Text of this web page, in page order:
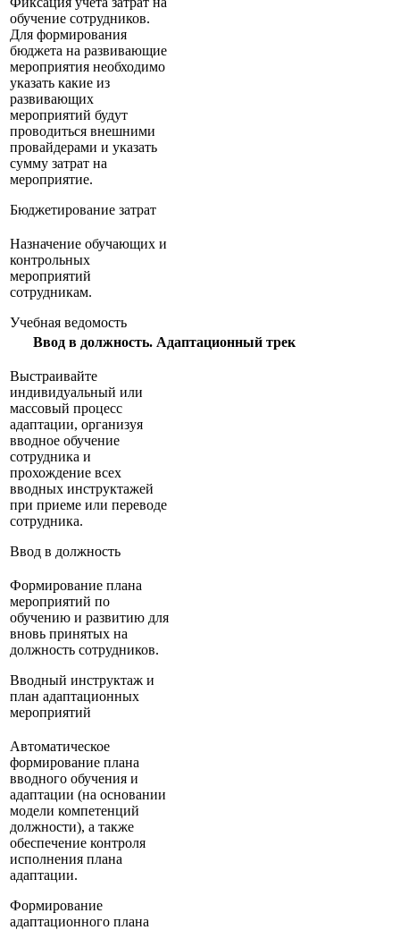
обучение сотрудников.
Для формирования
бюджета на развивающие
мероприятия необходимо
указать какие из
развивающих
мероприятий будут
проводиться внешними
провайдерами и указать
сумму затрат на
мероприятие.
Бюджетирование затрат
Назначение обучающих и
контрольных
мероприятий
сотрудникам.
Учебная ведомость
Ввод в должность. Адаптационный трек
Выстраивайте
индивидуальный или
массовый процесс
адаптации, организуя
вводное обучение
сотрудника и
прохождение всех
вводных инструктажей
при приеме или переводе
сотрудника.
Ввод в должность
Формирование плана
мероприятий по
обучению и развитию для
вновь принятых на
должность сотрудников.
Вводный инструктаж и
план адаптационных
мероприятий
Автоматическое
формирование плана
вводного обучения и
адаптации (на основании
модели компетенций
должности), а также
обеспечение контроля
исполнения плана
адаптации.
Формирование
адаптационного плана